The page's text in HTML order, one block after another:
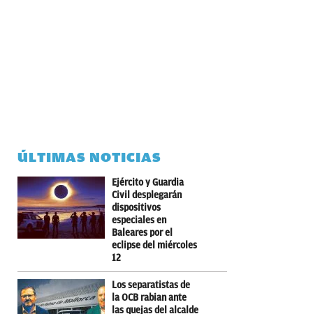
ÚLTIMAS NOTICIAS
Ejército y Guardia
Civil desplegarán
dispositivos
especiales en
Baleares por el
eclipse del miércoles
12
Los separatistas de
la OCB rabian ante
las quejas del alcalde